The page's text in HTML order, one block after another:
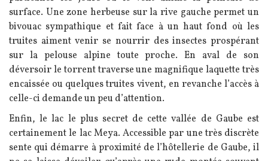
surface. Une zone herbeuse sur la rive gauche permet un
bivouac sympathique et fait face à un haut fond où les
truites aiment venir se nourrir des insectes prospérant
sur la pelouse alpine toute proche. En aval de son
déversoir le torrent traverse une magnifique laquette très
encaissée ou quelques truites vivent, en revanche l’accès à
celle-ci demande un peu d’attention.
Enfin, le lac le plus secret de cette vallée de Gaube est
certainement le lac Meya. Accessible par une très discrète
sente qui démarre à proximité de l’hôtellerie de Gaube, il